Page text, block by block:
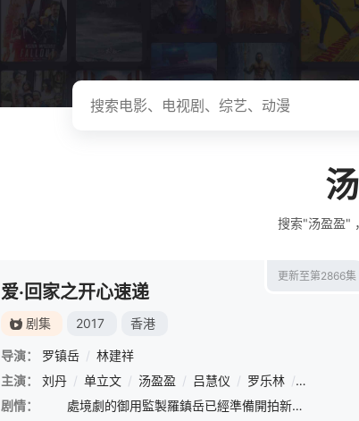
搜索"汤盈盈"
更新至第2866集
爱·回家之开心速递
剧集 2017 香港
导演： 罗镇岳 / 林建祥
主演：
刘丹 / 单立文 / 汤盈盈 / 吕慧仪 / 罗乐林 / 马贯东
剧情：
處境劇的御用監製羅鎮岳已經準備開拍新一套處境劇，暫定叫《愛．回家之開心速遞》，「過往的處境劇都是以家庭為主，今次當然不例外啦。而故事除了家庭，因為網購現在都好hit，就會講到一間百貨公司，入面開設